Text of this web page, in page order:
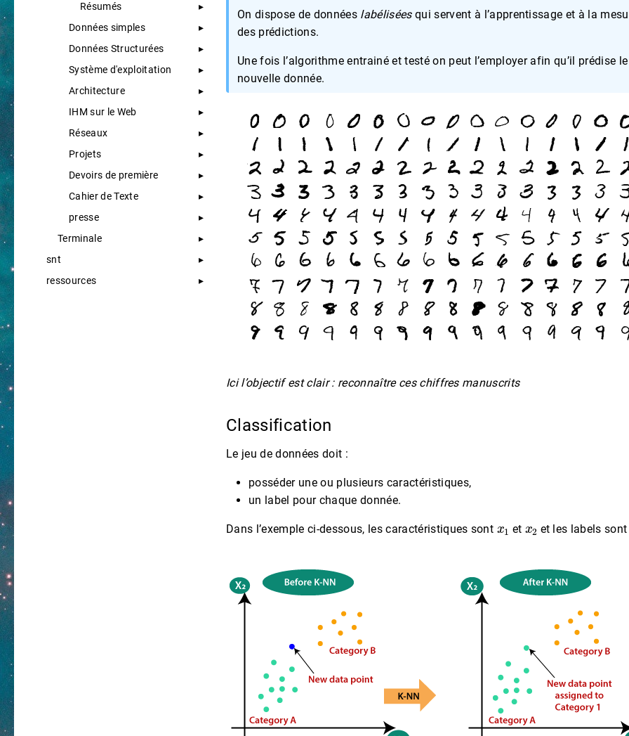
Résumés
Données simples
Données Structurées
Système d'exploitation
Architecture
IHM sur le Web
Réseaux
Projets
Devoirs de première
Cahier de Texte
presse
Terminale
snt
ressources
On dispose de données labéliséesqui servent à l’apprentissage et à la
des prédictions.
Une fois l’algorithme entrainé et testé on peut l’employer afin qu’il prédise
nouvelle donnée.
Ici l’objectif est clair : reconnaître ces chiffres manuscrits
Classification
Le jeu de données doit :
posséder une ou plusieurs caractéristiques,
un label pour chaque donnée.
Dans l’exemple ci-dessous, les caractéristiques sont et et les labels